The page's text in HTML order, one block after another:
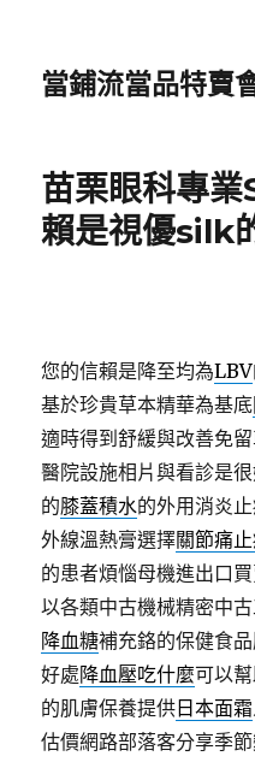
當鋪流當品特賣
苗栗眼科專
賴是視優silk
您的信賴是降至均為LBV
基於珍貴草本精華為基底
適時得到舒緩與改善免
醫院設施相片與看診是
的膝蓋積水的外用消炎
外線溫熱膏選擇關節痛
的患者煩惱母機進出口
以各類中古機械精密中
降血糖補充鉻的保健食
好處降血壓吃什麼可以
的肌膚保養提供 日本面霜
估價網路部落客分享季